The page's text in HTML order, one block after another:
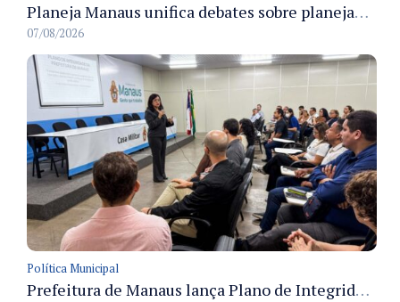
Planeja Manaus unifica debates sobre planejamento público, orçamento e serviços nos dias 16 e 17 de setembro
07/08/2026
Política Municipal
Prefeitura de Manaus lança Plano de Integridade da CGM para o biênio 2027-2028 com diretrizes de governança e transparência